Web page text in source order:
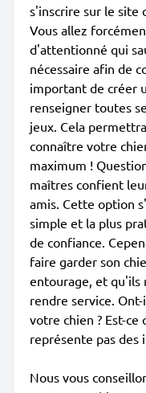
s'inscrire sur le site
Vous allez
d'attentionné qui
nécessaire afin de
important de créer
renseigner toutes
jeux. Cela
connaître votre
maximum !
maîtres confient
amis. Cette option
simple et la plus
de confiance.
faire garder son
entourage, et qu'ils
rendre service.
votre chien ? Est-ce
représente pas des
Nous vous